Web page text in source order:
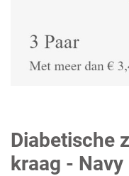
Diabetische
kraag -